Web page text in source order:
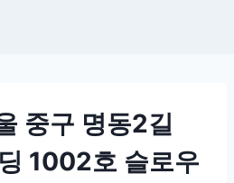
중구 명동2길
1002호 슬로우